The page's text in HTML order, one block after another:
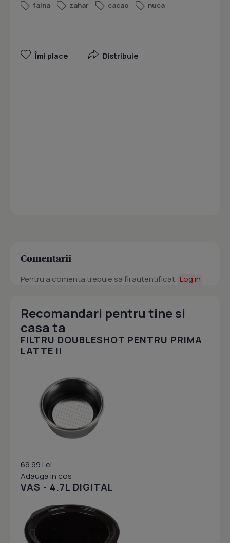
faina
zahar cacao nuca
Îmi place Distribuie
Comentarii
Pentru a comenta trebuie sa fii autentificat. Log in
Recomandari pentru tine si
casa ta
FILTRU DOUBLESHOT PENTRU PRIMA
LATTE II
69.99 Lei
Adauga in cos
VAS - 4.7L DIGITAL